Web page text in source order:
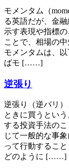
モメンタム（
る英語だが、金
示す表現や指標
ことで、相場の
モメンタムは、
ばモ [……]
逆張り
逆張り（逆バリ
ときに買うとい
する投資手法の
じて一般的な事
って行動するこ
どのように [……]